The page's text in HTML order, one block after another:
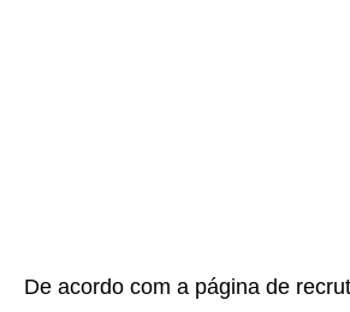
De acordo com a página de